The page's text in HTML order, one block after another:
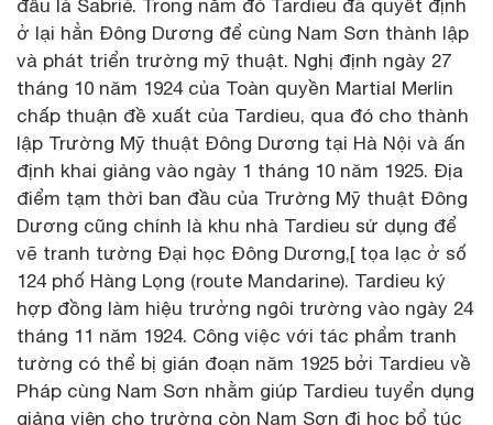
đầu là Sabrié. Trong năm đó Tardieu đã quyết định
ở lại hẳn Đông Dương để cùng Nam Sơn thành lập
và phát triển trường mỹ thuật. Nghị định ngày 27
tháng 10 năm 1924 của Toàn quyền Martial Merlin
chấp thuận đề xuất của Tardieu, qua đó cho thành
lập Trường Mỹ thuật Đông Dương tại Hà Nội và ấn
định khai giảng vào ngày 1 tháng 10 năm 1925. Địa
điểm tạm thời ban đầu của Trường Mỹ thuật Đông
Dương cũng chính là khu nhà Tardieu sử dụng để
vẽ tranh tường Đại học Đông Dương,[ tọa lạc ở số
124 phố Hàng Lọng (route Mandarine). Tardieu ký
hợp đồng làm hiệu trưởng ngôi trường vào ngày 24
tháng 11 năm 1924. Công việc với tác phẩm tranh
tường có thể bị gián đoạn năm 1925 bởi Tardieu về
Pháp cùng Nam Sơn nhằm giúp Tardieu tuyển dụng
giảng viên cho trường còn Nam Sơn đi học bổ túc